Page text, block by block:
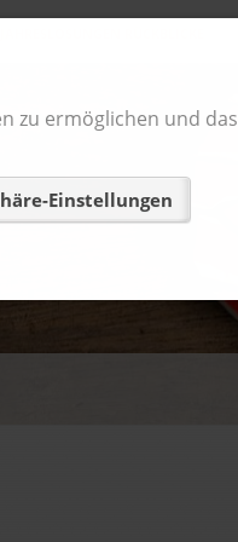
zu ermöglichen und das
Einstellungen